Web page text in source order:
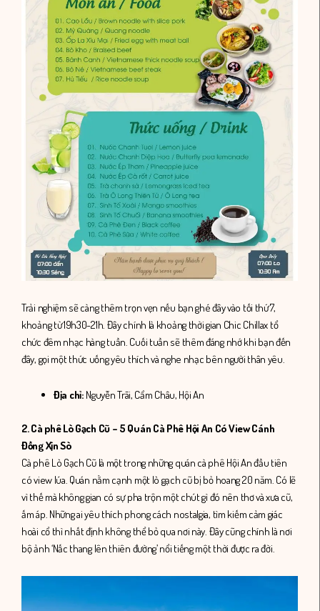
Trải nghiệm sẽ càng thêm trọn vẹn nếu bạn ghé đây vào tối thứ 7,
khoảng từ 19h30-21h. Đây chính là khoảng thời gian Chic Chillax tổ
chức đêm nhạc hàng tuần. Cuối tuần sẽ thêm đáng nhớ khi bạn đến
đây, gọi một thức uống yêu thích và nghe nhạc bên người thân yêu.
Địa chỉ: Nguyễn Trãi, Cẩm Châu, Hội An
2. Cà phê Lò Gạch Cũ – 5 Quán Cà Phê Hội An Có View Cánh
Đồng Xịn Sò
Cà phê Lò Gạch Cũ là một trong những quán cà phê Hội An đầu tiên
có view lúa. Quán nằm cạnh một lò gạch cũ bị bỏ hoang 20 năm. Có lẽ
vì thế mà không gian có sự pha trộn một chút gì đó nên thơ và xưa cũ,
ấm áp. Những ai yêu thích phong cách nostalgia, tìm kiếm cảm giác
hoài cổ thì nhất định không thể bỏ qua nơi này. Đây cũng chính là nơi
bộ ảnh ‘Nấc thang lên thiên đường’ nổi tiếng một thời được ra đời.